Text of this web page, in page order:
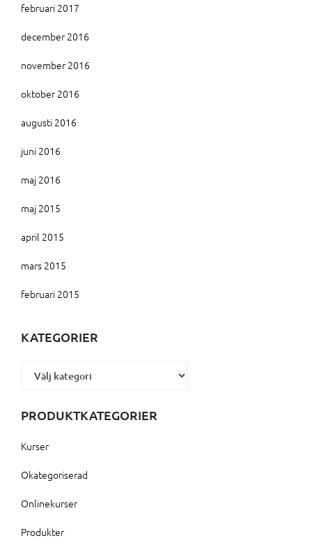
februari 2017
december 2016
november 2016
oktober 2016
augusti 2016
juni 2016
maj 2016
maj 2015
april 2015
mars 2015
februari 2015
KATEGORIER
Kategorier
PRODUKTKATEGORIER
Kurser
Okategoriserad
Onlinekurser
Produkter